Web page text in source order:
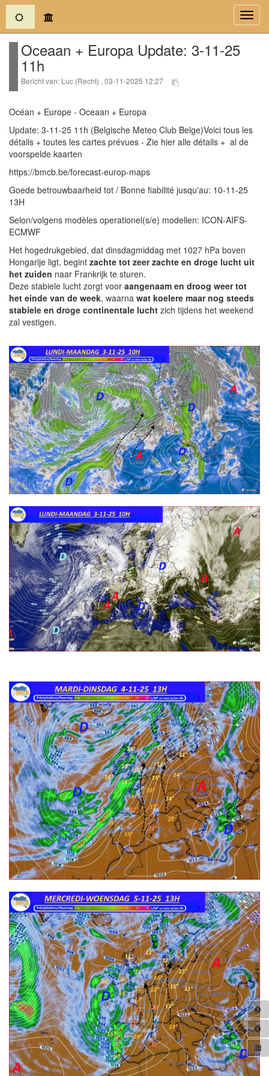
(current)
Oceaan + Europa Update: 3-11-25
11h
Bericht van: Luc (Recht) , 03-11-2025 12:27
Océan + Europe - Oceaan + Europa
Update: 3-11-25 11h (Belgische Meteo Club Belge)Voici tous les
détails + toutes les cartes prévues - Zie hier alle détails + al de
voorspelde kaarten
https://bmcb.be/forecast-europ-maps
Goede betrouwbaarheid tot / Bonne fiabilité jusqu'au: 10-11-25
13H
Selon/volgens modèles operationel(s/e) modellen: ICON-AIFS-
ECMWF
Het hogedrukgebied, dat dinsdagmiddag met 1027 hPa boven
Hongarije ligt, begint zachte tot zeer zachte en droge lucht uit
het zuiden naar Frankrijk te sturen.
Deze stabiele lucht zorgt voor aangenaam en droog weer tot
het einde van de week, waarna wat koelere maar nog steeds
stabiele en droge continentale lucht zich tijdens het weekend
zal vestigen.